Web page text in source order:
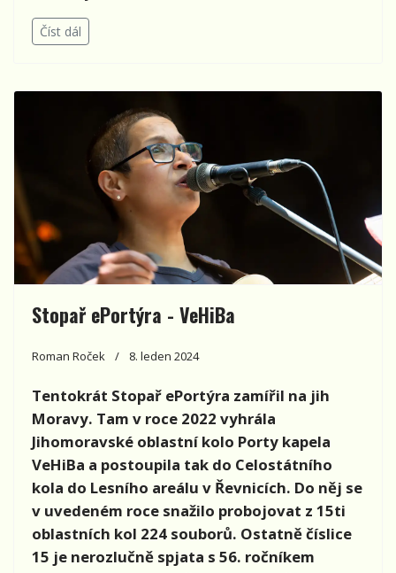
Číst dál
Stopař ePortýra - VeHiBa
Roman Roček 8. leden 2024
Tentokrát Stopař ePortýra zamířil na jih
Moravy. Tam v roce 2022 vyhrála
Jihomoravské oblastní kolo Porty kapela
VeHiBa a postoupila tak do Celostátního
kola do Lesního areálu v Řevnicích. Do něj se
v uvedeném roce snažilo probojovat z 15ti
oblastních kol 224 souborů. Ostatně číslice
15 je nerozlučně spjata s 56. ročníkem